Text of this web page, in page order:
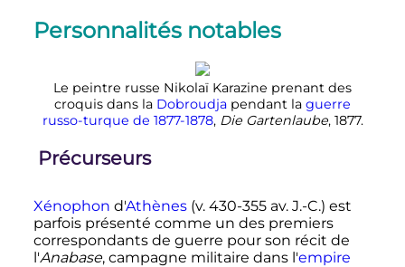
Personnalités notables
Le peintre russe Nikolaï Karazine prenant des
croquis dans la Dobroudja pendant la guerre
russo-turque de 1877-1878, Die Gartenlaube, 1877.
Précurseurs
Xénophon d'Athènes(v. 430-355 av. J.-C.) est
parfois présenté comme un des premiers
correspondants de guerre pour son récit de
l'Anabase, campagne militaire dans l'empire